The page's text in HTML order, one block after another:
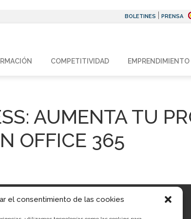
el consentimiento de las cookies
BOLETINES PRENSA
COMPETITIVIDAD EMPRENDIMIENTO
AUMENTA TU
OFFICE 365